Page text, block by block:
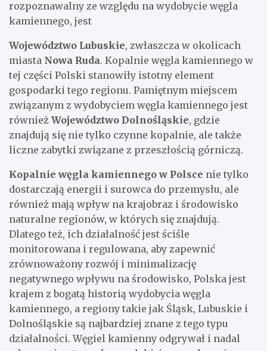
rozpoznawalny ze względu na wydobycie węgla
kamiennego, jest
Województwo Lubuskie, zwłaszcza w okolicach
miasta Nowa Ruda. Kopalnie węgla kamiennego w
tej części Polski stanowiły istotny element
gospodarki tego regionu. Pamiętnym miejscem
związanym z wydobyciem węgla kamiennego jest
również Województwo Dolnośląskie, gdzie
znajdują się nie tylko czynne kopalnie, ale także
liczne zabytki związane z przeszłością górniczą.
Kopalnie węgla kamiennego w Polsce nie tylko
dostarczają energii i surowca do przemysłu, ale
również mają wpływ na krajobraz i środowisko
naturalne regionów, w których się znajdują.
Dlatego też, ich działalność jest ściśle
monitorowana i regulowana, aby zapewnić
zrównoważony rozwój i minimalizację
negatywnego wpływu na środowisko, Polska jest
krajem z bogatą historią wydobycia węgla
kamiennego, a regiony takie jak Śląsk, Lubuskie i
Dolnośląskie są najbardziej znane z tego typu
działalności. Węgiel kamienny odgrywał i nadal